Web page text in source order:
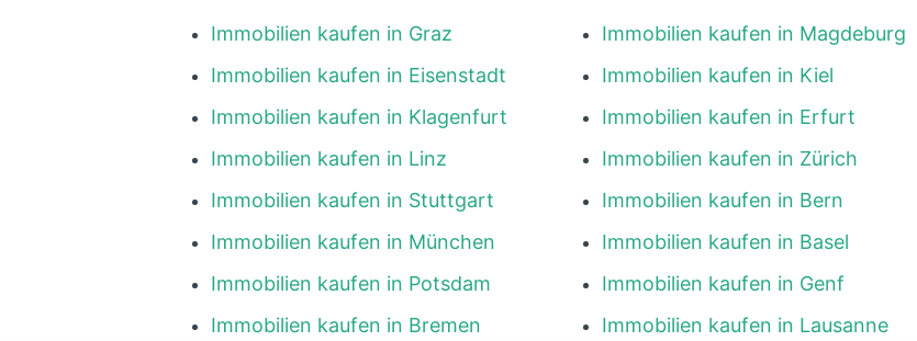
Immobilien kaufen in Graz
Immobilien kaufen in Eisenstadt
Immobilien kaufen in Klagenfurt
Immobilien kaufen in Linz
Immobilien kaufen in Stuttgart
Immobilien kaufen in München
Immobilien kaufen in Potsdam
Immobilien kaufen in Bremen
Immobilien kaufen in Magdeburg
Immobilien kaufen in Kiel
Immobilien kaufen in Erfurt
Immobilien kaufen in Zürich
Immobilien kaufen in Bern
Immobilien kaufen in Basel
Immobilien kaufen in Genf
Immobilien kaufen in Lausanne